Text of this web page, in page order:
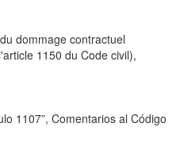
dommage contractuel
1150 du Code civil),
1107”, Comentarios al Código